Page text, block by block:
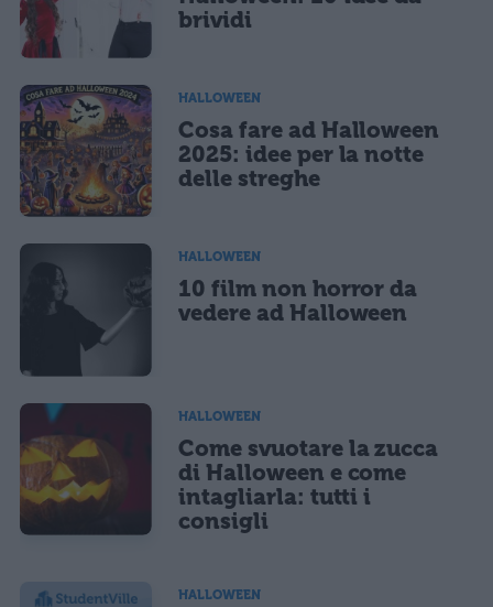
brividi
HALLOWEEN
Cosa fare ad Halloween
2025: idee per la notte
delle streghe
HALLOWEEN
10 film non horror da
vedere ad Halloween
HALLOWEEN
Come svuotare la zucca
di Halloween e come
intagliarla: tutti i
consigli
HALLOWEEN